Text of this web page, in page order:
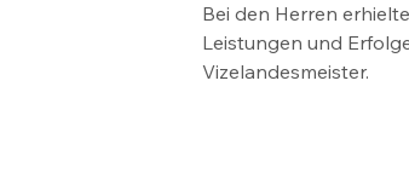
Bei den Herren
Leistungen und
Vizelandesmeister.